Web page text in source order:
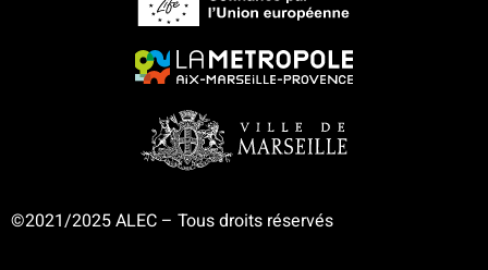
©2021/2025 ALEC – Tous droits réservés